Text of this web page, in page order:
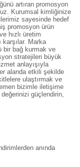
artıran promosyon
Kurumsal kimliğinize
sayesinde hedef
promosyon ürün
hızlı üretim
karşılar. Marka
bir bağ kurmak ve
stratejileri büyük
anlayışıyla
alanda etkili şekilde
ulaştırmak ve
bizimle iletişime
güçlendirin,
anında